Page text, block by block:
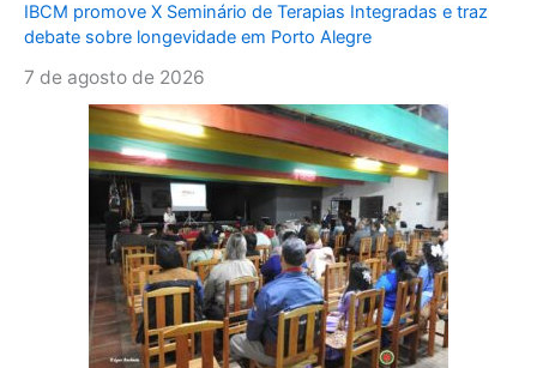
IBCM promove X Seminário de Terapias Integradas e traz
debate sobre longevidade em Porto Alegre
7 de agosto de 2026